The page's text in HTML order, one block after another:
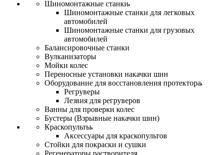
Шиномонтажные станки
Шиномонтажные станки для легковых
автомобилей
Шиномонтажные станки для грузовых
автомобилей
Балансировочные станки
Вулканизаторы
Мойки колес
Переносные установки накачки шин
Оборудование для восстановления протектора
Регруверы
Лезвия для регруверов
Ванны для проверки колес
Бустеры (Взрывные накачки шин)
Краскопульты
Аксессуары для краскопультов
Стойки для покраски и сушки